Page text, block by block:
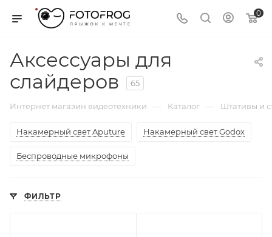
0
Аксессуары для
слайдеров
65
Интернет магазин видеотехники — Каталог — Штативы и
Накамерный свет Aputure Накамерный свет Godox
Беспроводные микрофоны
ФИЛЬТР